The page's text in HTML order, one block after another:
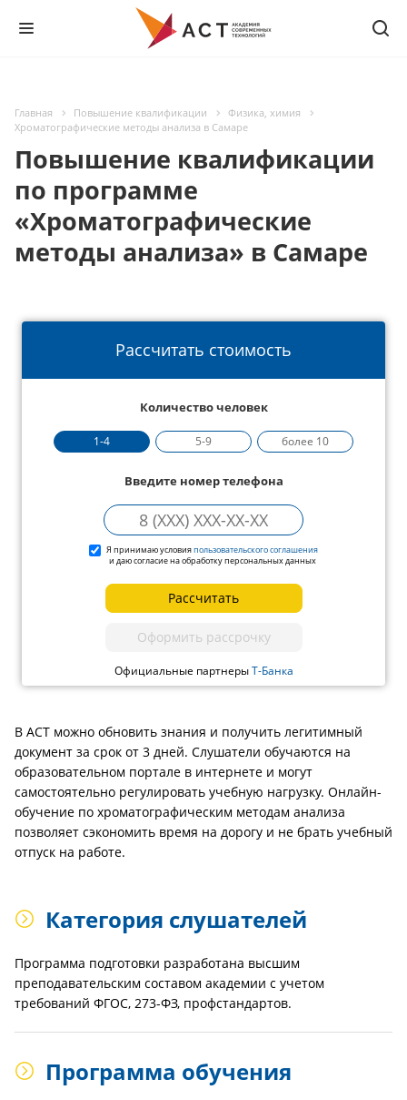
Главная Повышение квалификации
Физика, химия
Хроматографические методы анализа в Самаре
Повышение квалификации
по программе
«Хроматографические
методы анализа» в Самаре
Рассчитать стоимость
Количество человек
1-4 5-9 более 10
Введите номер телефона
Я принимаю условияпользовательского соглашения
и даю согласие на обработку персональных данных
Рассчитать
Оформить рассрочку
Официальные партнерыТ-Банка
В АСТ можно обновить знания и получить легитимный
документ за срок от 3 дней. Слушатели обучаются на
образовательном портале в интернете и могут
самостоятельно регулировать учебную нагрузку. Онлайн-
обучение по хроматографическим методам анализа
позволяет сэкономить время на дорогу и не брать учебный
отпуск на работе.
Категория слушателей
Программа подготовки разработана высшим
преподавательским составом академии с учетом
требований ФГОС, 273-ФЗ, профстандартов.
Программа обучения